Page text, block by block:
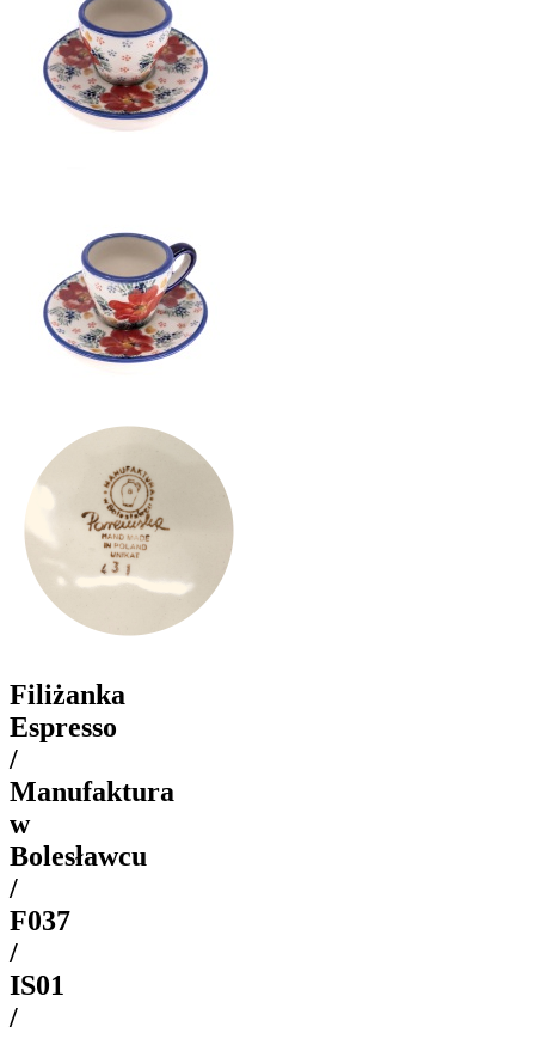
Filiżanka
Espresso
/
Manufaktura
w
Bolesławcu
/
F037
/
IS01
/